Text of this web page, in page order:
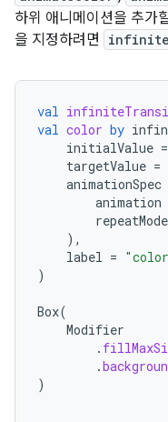
하위 애니메이션을 추가
을 지정하려면
val
val color by
initialValue =
targetValue =
animationSpec
animation
repeatMode
),
label =
)
Box(
Modifier
.
.
)